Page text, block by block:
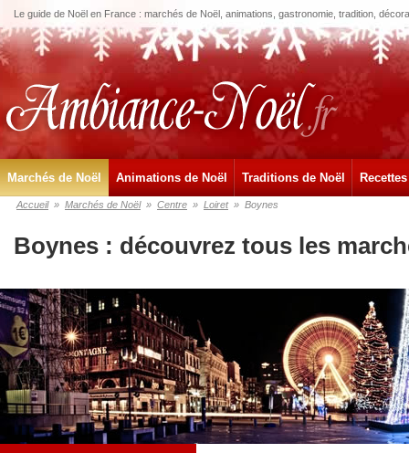
Le guide de Noël en France : marchés de Noël, animations, gastronomie, tradition,
Marchés de Noël Animations de Noël Traditions de Noël
Accueil » Marchés de Noël » Centre » Loiret » Boynes
Boynes : découvrez tous les